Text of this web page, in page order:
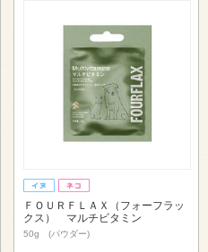
ＦＯＵＲＦＬＡＸ（フォーフラッ
クス） マルチビタミン
50g (パウダー)